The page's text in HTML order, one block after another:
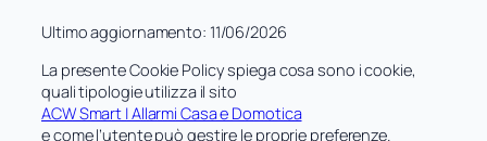
Ultimo aggiornamento: 11/06/2026
La presente Cookie Policy spiega cosa sono i cookie,
quali tipologie utilizza il sito
ACW Smart | Allarmi Casa e Domotica
e come l’utente può gestire le proprie preferenze.